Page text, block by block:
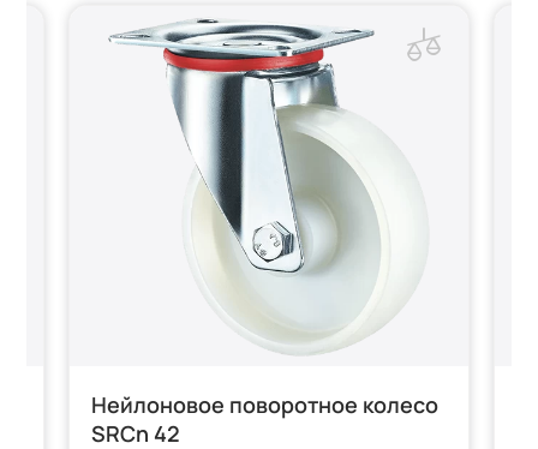
Нейлоновое поворотное колесо
SRCn 42